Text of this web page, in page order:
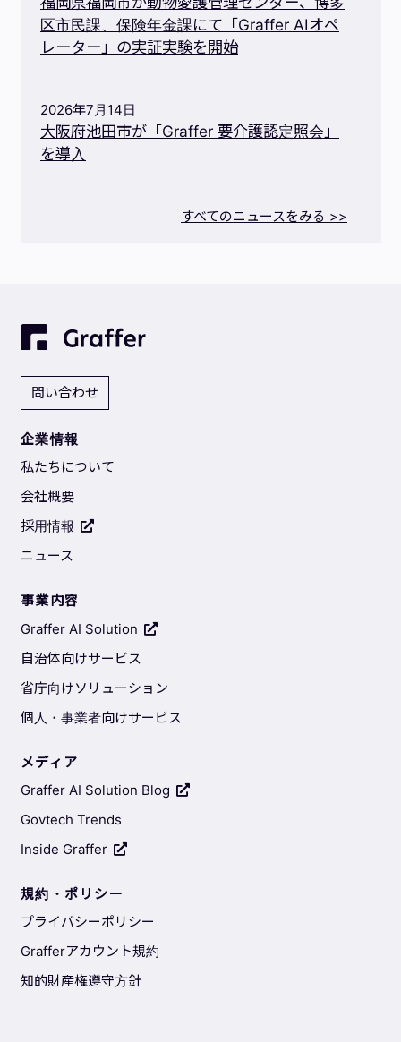
区市民課、保険年金課にて「Graffer AIオペ
レーター」の実証実験を開始
2026年7月14日
大阪府池田市が「Graffer 要介護認定照会」
を導入
すべてのニュースをみる >>
問い合わせ
企業情報
私たちについて
会社概要
採用情報
ニュース
事業内容
Graffer AI Solution
自治体向けサービス
省庁向けソリューション
個人・事業者向けサービス
メディア
Graffer AI Solution Blog
Govtech Trends
Inside Graffer
規約・ポリシー
プライバシーポリシー
Grafferアカウント規約
知的財産権遵守方針